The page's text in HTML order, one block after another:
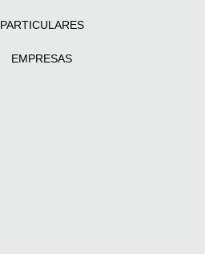
PARTICULARES
EMPRESAS